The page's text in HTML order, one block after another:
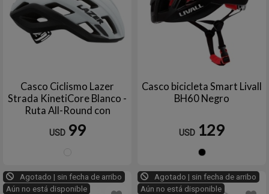
Casco Ciclismo Lazer
Strada KinetiCore Blanco -
Ruta All-Round con
ScrollSys y Ventilación 23
Orificios
USD 99
Casco bicicleta Smart Livall
BH60 Negro
USD 129
Agotado | sin fecha de arribo
Aún no está disponible
Agotado | sin fecha de arribo
Aún no está disponible